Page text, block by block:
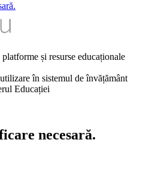
și resurse educaționale
în sistemul de învățământ
Educației
necesară.